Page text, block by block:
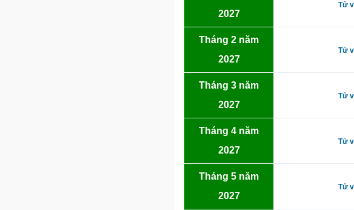
2027
Tử
Tháng 2 năm
2027
Tử
Tháng 3 năm
2027
Tử
Tháng 4 năm
2027
Tử
Tháng 5 năm
2027
Tử